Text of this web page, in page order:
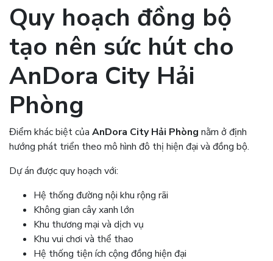
Quy hoạch đồng bộ
tạo nên sức hút cho
AnDora City Hải
Phòng
Điểm khác biệt của AnDora City Hải Phòng nằm ở định
hướng phát triển theo mô hình đô thị hiện đại và đồng bộ.
Dự án được quy hoạch với:
Hệ thống đường nội khu rộng rãi
Không gian cây xanh lớn
Khu thương mại và dịch vụ
Khu vui chơi và thể thao
Hệ thống tiện ích cộng đồng hiện đại